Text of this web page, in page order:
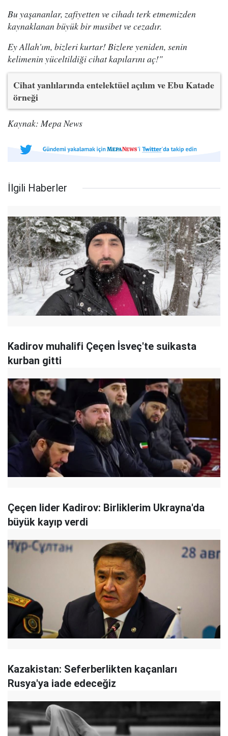
Bu yaşananlar, zafiyetten ve cihadı terk etmemizden
kaynaklanan büyük bir musibet ve cezadır.
Ey Allah'ım, bizleri kurtar! Bizlere yeniden, senin
kelimenin yüceltildiği cihat kapılarını aç!"
Cihat yanlılarında entelektüel açılım ve Ebu Katade
örneği
Kaynak: Mepa News
İlgili Haberler
Kadirov muhalifi Çeçen İsveç'te suikasta
kurban gitti
Çeçen lider Kadirov: Birliklerim Ukrayna'da
büyük kayıp verdi
Kazakistan: Seferberlikten kaçanları
Rusya'ya iade edeceğiz